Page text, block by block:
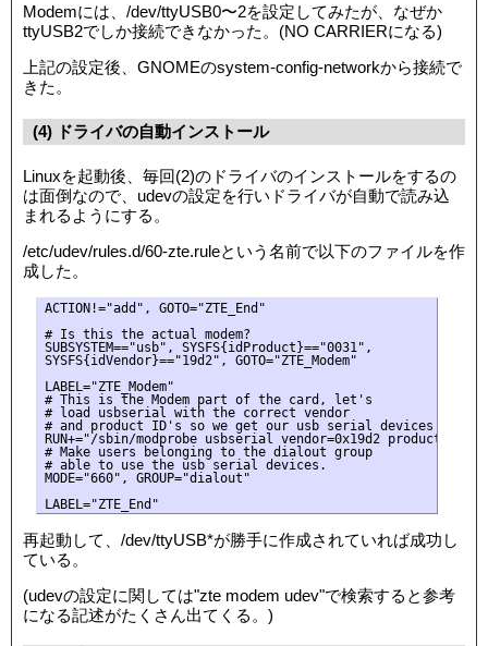
Modemには、/dev/ttyUSB0〜2を設定してみたが、なぜか
ttyUSB2でしか接続できなかった。(NO CARRIERになる)
上記の設定後、GNOMEのsystem-config-networkから接続で
きた。
(4) ドライバの自動インストール
Linuxを起動後、毎回(2)のドライバのインストールをするの
は面倒なので、udevの設定を行いドライバが自動で読み込
まれるようにする。
/etc/udev/rules.d/60-zte.ruleという名前で以下のファイルを作
成した。
ACTION!="add", GOTO="ZTE_End"
# Is this the actual modem?
SUBSYSTEM=="usb", SYSFS{idProduct}=="0031",
SYSFS{idVendor}=="19d2", GOTO="ZTE_Modem"
LABEL="ZTE_Modem"
# This is the Modem part of the card, let's
# load usbserial with the correct vendor
# and product ID's so we get our usb serial devices
RUN+="/sbin/modprobe usbserial vendor=0x19d2
# Make users belonging to the dialout group
# able to use the usb serial devices.
MODE="660", GROUP="dialout"
再起動して、/dev/ttyUSB*が勝手に作成されていれば成功し
ている。
(udevの設定に関しては"zte modem udev"で検索すると参考
になる記述がたくさん出てくる。)